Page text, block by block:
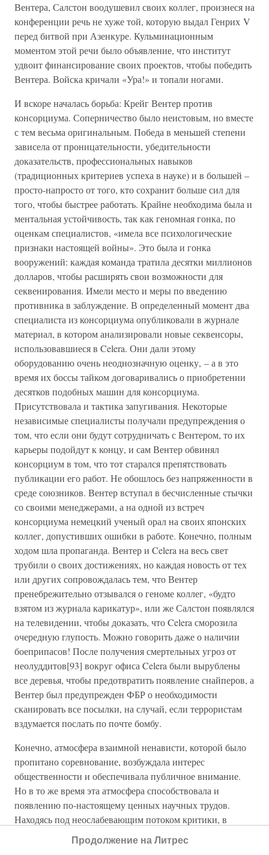
Вентера, Салстон воодушевил своих коллег, произнеся на
конференции речь не хуже той, которую выдал Генрих V
перед битвой при Азенкуре. Кульминационным
моментом этой речи было объявление, что институт
удвоит финансирование своих проектов, чтобы победить
Вентера. Войска кричали «Ура!» и топали ногами.
И вскоре началась борьба: Крейг Вентер против
консорциума. Соперничество было неистовым, но вместе
с тем весьма оригинальным. Победа в меньшей степени
зависела от проницательности, убедительности
доказательств, профессиональных навыков
(традиционных критериев успеха в науке) и в большей –
просто-напросто от того, кто сохранит больше сил для
того, чтобы быстрее работать. Крайне необходима была и
ментальная устойчивость, так как геномная гонка, по
оценкам специалистов, «имела все психологические
признаки настоящей войны». Это была и гонка
вооружений: каждая команда тратила десятки миллионов
долларов, чтобы расширять свои возможности для
секвенирования. Имели место и меры по введению
противника в заблуждение. В определенный момент два
специалиста из консорциума опубликовали в журнале
материал, в котором анализировали новые секвенсоры,
использовавшиеся в Celera. Они дали этому
оборудованию очень неоднозначную оценку, – а в это
время их боссы тайком договаривались о приобретении
десятков подобных машин для консорциума.
Присутствовала и тактика запугивания. Некоторые
независимые специалисты получали предупреждения о
том, что если они будут сотрудничать с Вентером, то их
карьеры подойдут к концу, и сам Вентер обвинял
консорциум в том, что тот старался препятствовать
публикации его работ. Не обошлось без напряженности в
среде союзников. Вентер вступал в бесчисленные стычки
со своими менеджерами, а на одной из встреч
консорциума немецкий ученый орал на своих японских
коллег, допустивших ошибки в работе. Конечно, полным
ходом шла пропаганда. Вентер и Celera на весь свет
трубили о своих достижениях, но каждая новость от тех
или других сопровождалась тем, что Вентер
пренебрежительно отзывался о геноме коллег, «будто
взятом из журнала карикатур», или же Салстон появлялся
на телевидении, чтобы доказать, что Celera сморозила
очередную глупость. Можно говорить даже о наличии
боеприпасов! После получения смертельных угроз от
неолуддитов[93] вокруг офиса Celera были вырублены
все деревья, чтобы предотвратить появление снайперов, а
Вентер был предупрежден ФБР о необходимости
сканировать все посылки, на случай, если террористам
вздумается послать по почте бомбу.
Конечно, атмосфера взаимной ненависти, которой было
пропитано соревнование, возбуждала интерес
общественности и обеспечивала публичное внимание.
Но в то же время эта атмосфера способствовала и
появлению по-настоящему ценных научных трудов.
Находясь под неослабевающим потоком критики, в
компании Celera понимали, что им снова придется
доказывать действенность метода дробовика. Поэтому
Продолжение на Литрес